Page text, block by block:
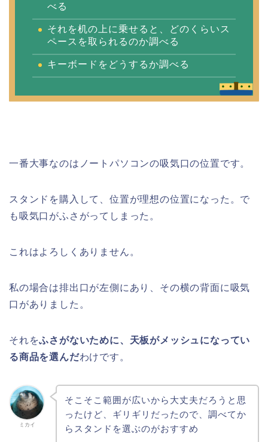
べる
それを机の上に乗せると、どのくらいス
ペースを取られるのか調べる
キーボードをどうするか調べる
一番大事なのはノートパソコンの吸気口の位置です。
スタンドを購入して、位置が理想の位置になった。で
も吸気口がふさがってしまった。
これはよろしくありません。
私の場合は排出口が左側にあり、その横の背面に吸気
口がありました。
それをふさがないために、天板がメッシュになってい
る商品を選んだわけです。
ミカイ
そこそこ範囲が広いから大丈夫だろうと思
ったけど、ギリギリだったので、調べてか
らスタンドを選ぶのがおすすめ